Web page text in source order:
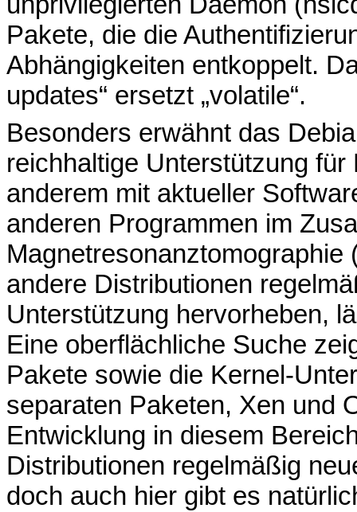
Pakete, die die
Abhängigkeiten entkoppelt.
updates“ ersetzt „volatile“.
Besonders erwähnt das
reichhaltige Unterstützung
anderem mit aktueller
anderen Programmen im
Magnetresonanztomographie
andere Distributionen
Unterstützung hervorheben,
Eine oberflächliche Suche
Pakete sowie die Kernel-
separaten Paketen, Xen und
Entwicklung in diesem
Distributionen regelmäßig
doch auch hier gibt es